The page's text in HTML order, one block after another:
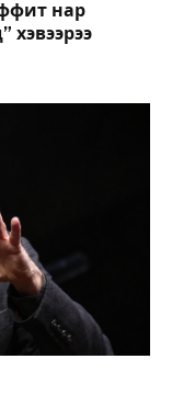
нар
хэвээрээ